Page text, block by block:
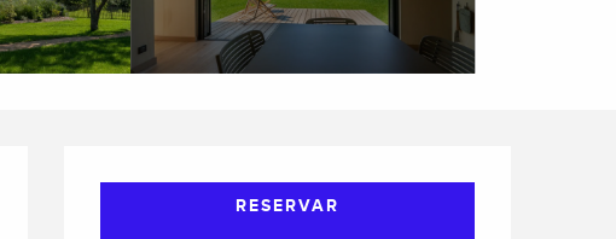
Horarios y datos de
RESERVAR